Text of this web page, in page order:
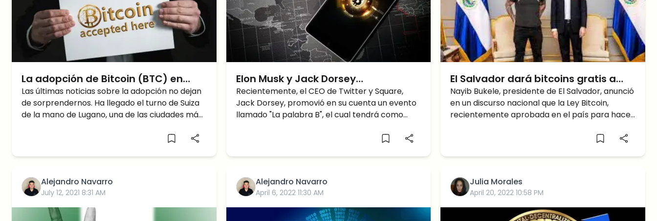
La adopción de Bitcoin (BTC) en
aumento: ahora en Suiza
Las últimas noticias sobre la adopción no dejan
de sorprendernos. Ha llegado el turno de Suiza
de la mano de Lugano, una de las ciudades más
Elon Musk y Jack Dorsey
participarán en el evento de Bitcoin
Recientemente, el CEO de Twitter y Square,
Jack Dorsey, promovió en su cuenta un evento
llamado "La palabra B", el cual tendrá como
El Salvador dará bitcoins gratis a
sus ciudadanos
Nayib Bukele, presidente de El Salvador, anunció
en un discurso nacional que la Ley Bitcoin,
recientemente aprobada en el país para hacer
Alejandro Navarro
July 12, 2021 8:31 AM
Alejandro Navarro
April 6, 2022 11:30 AM
Julia Morales
April 20, 2022 10:58 PM